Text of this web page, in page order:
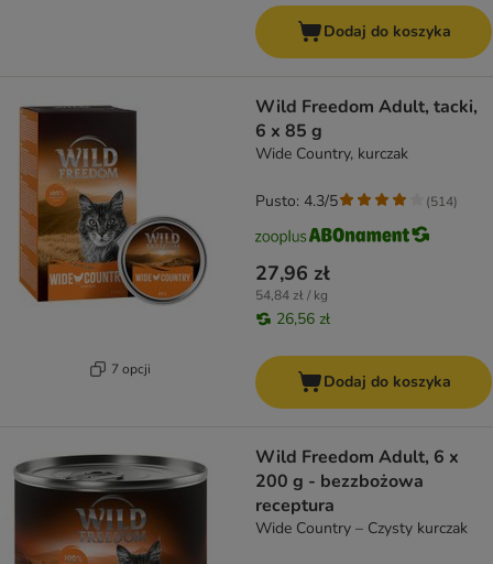
Dodaj do koszyka
7 opcji
Wild Freedom Adult, tacki,
6 x 85 g
Wide Country, kurczak
27,96 zł
54,84 zł / kg
26,56 zł
Pusto: 4.3/5 (514)
Dodaj do koszyka
Wild Freedom Adult, 6 x
200 g - bezzbożowa
receptura
Wide Country – Czysty kurczak